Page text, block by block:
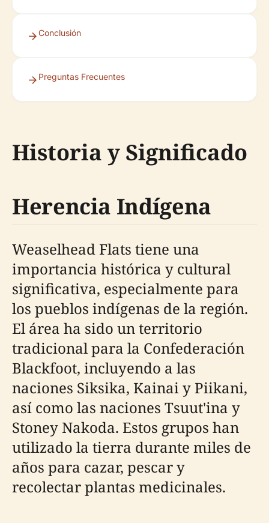
Conclusión
Preguntas Frecuentes
Historia y Significado
Herencia Indígena
Weaselhead Flats tiene una
importancia histórica y cultural
significativa, especialmente para
los pueblos indígenas de la región.
El área ha sido un territorio
tradicional para la Confederación
Blackfoot, incluyendo a las
naciones Siksika, Kainai y Piikani,
así como las naciones Tsuut'ina y
Stoney Nakoda. Estos grupos han
utilizado la tierra durante miles de
años para cazar, pescar y
recolectar plantas medicinales.